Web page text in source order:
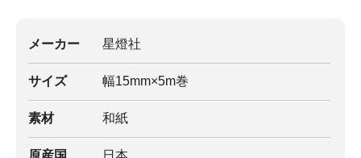
メーカー 星燈社
サイズ 幅15mm×5m巻
素材 和紙
原産国 日本